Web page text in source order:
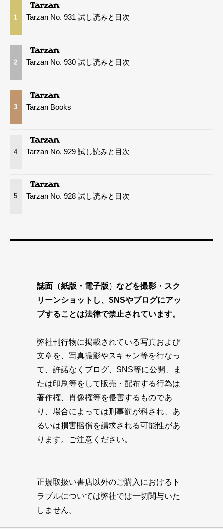
1 Tarzan No. 931 試し読みと目次
2 Tarzan No. 930 試し読みと目次
3 Tarzan Books
4 Tarzan No. 929 試し読みと目次
5 Tarzan No. 928 試し読みと目次
誌面（紙版・電子版）などを撮影・スク
リーンショットし、SNSやブログにアッ
プすることは法律で禁止されています。
弊社刊行物に掲載されている写真および
文章を、写真撮影やスキャン等を行なっ
て、許諾なくブログ、SNS等に公開、ま
たは印刷等をして販売・配布する行為は
著作権、肖像権等を侵害するものであ
り、場合によっては刑事罰が科され、あ
るいは損害賠償を請求される可能性があ
ります。ご注意ください。
正規取扱い書店以外のご購入におけるト
ラブルについては弊社では一切関与いた
しません。